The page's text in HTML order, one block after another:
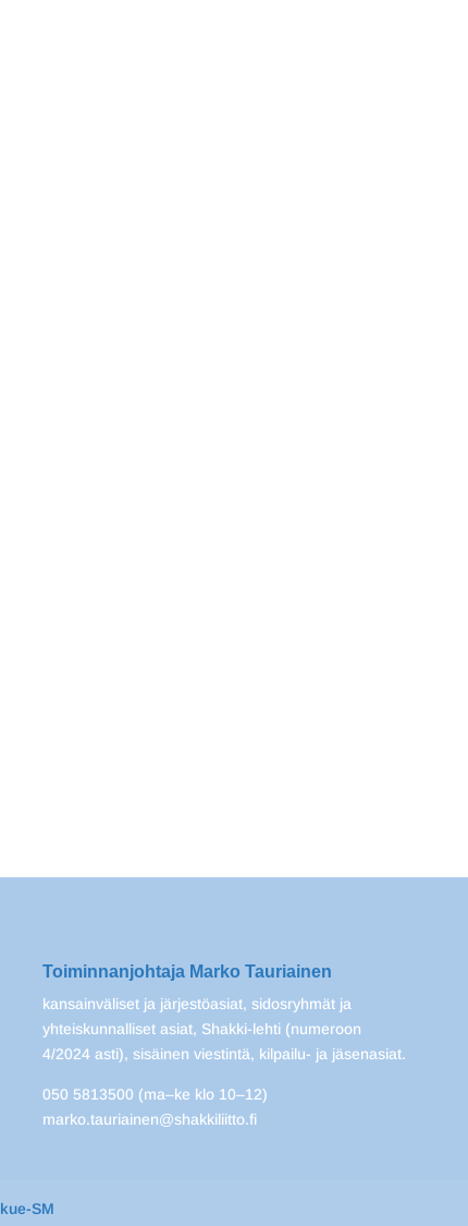
Toiminnanjohtaja Marko Tauriainen
kansainväliset ja järjestöasiat, sidosryhmät ja
yhteiskunnalliset asiat, Shakki-lehti (numeroon
4/2024 asti), sisäinen viestintä, kilpailu- ja jäsenasiat.
050 5813500 (ma–ke klo 10–12)
marko.tauriainen@shakkiliitto.fi
SM